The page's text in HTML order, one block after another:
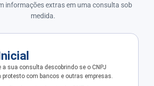
informações extras em uma consulta sob
medida.
a sua consulta descobrindo se o CNPJ
com bancos e outras empresas.